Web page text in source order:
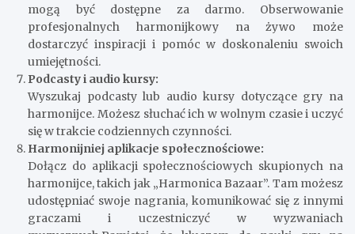
mogą być dostępne za darmo. Obserwowanie
profesjonalnych harmonijkowy na żywo może
dostarczyć inspiracji i pomóc w doskonaleniu swoich
umiejętności.
Podcasty i audio kursy:
Wyszukaj podcasty lub audio kursy dotyczące gry na
harmonijce. Możesz słuchać ich w wolnym czasie i uczyć
się w trakcie codziennych czynności.
Harmonijniej aplikacje społecznościowe:
Dołącz do aplikacji społecznościowych skupionych na
harmonijce, takich jak „Harmonica Bazaar”. Tam możesz
udostępniać swoje nagrania, komunikować się z innymi
graczami i uczestniczyć w wyzwaniach